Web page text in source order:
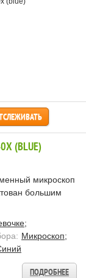
(BLUE)
микроскоп
большим
Микроскоп;
ПОДРОБНЕЕ